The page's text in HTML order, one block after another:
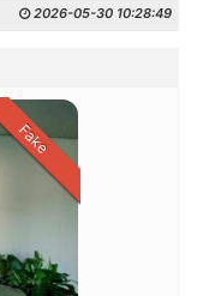
2026-05-30 10:28:49
Fake